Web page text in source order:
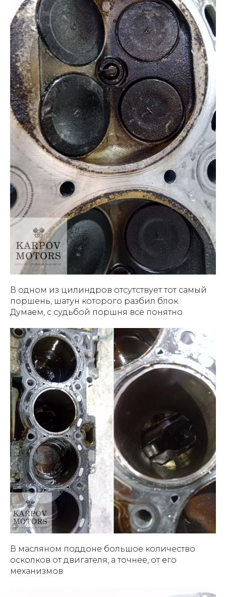
В одном из цилиндров отсутствует тот самый
поршень, шатун которого разбил блок.
Думаем, с судьбой поршня всё понятно
В масляном поддоне большое количество
осколков от двигателя, а точнее, от его
механизмов